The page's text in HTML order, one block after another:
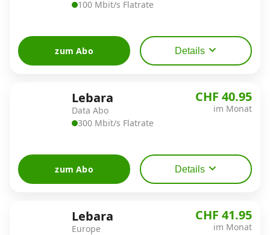
100 Mbit/s Flatrate
zum Abo Details
Lebara
Data Abo
300 Mbit/s Flatrate
CHF 40.95
im Monat
zum Abo Details
Lebara
Europe
CHF 41.95
im Monat